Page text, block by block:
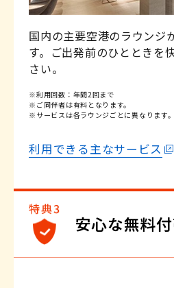
詳しくはこちら 詳
国内の主要空港のラウンジ
す。ご出発前のひとときを
さい。
※利用回数：年間2回まで
※ご同伴者は有料となります。
※サービスは各ラウンジごとに異なります。
利用できる主なサービス
安心な無料